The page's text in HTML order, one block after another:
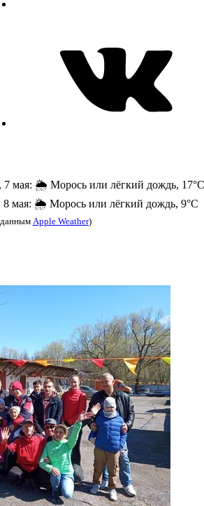
7 мая: 🌦️ Морось или лёгкий дождь, 17°C
8 мая: 🌦️ Морось или лёгкий дождь, 9°C
Apple Weather)